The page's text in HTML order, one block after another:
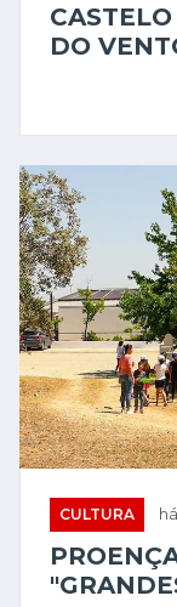
DO
CULTURA